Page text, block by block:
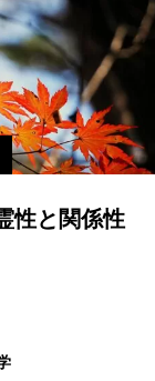
関係性